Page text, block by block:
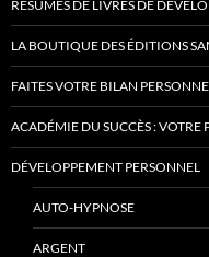
RÉSUMÉS DE LIVRES DE
LA BOUTIQUE DES ÉDITIONS
FAITES VOTRE BILAN
ACADÉMIE DU SUCCÈS : VOTRE
DÉVELOPPEMENT PERSONNEL
AUTO-HYPNOSE
ARGENT